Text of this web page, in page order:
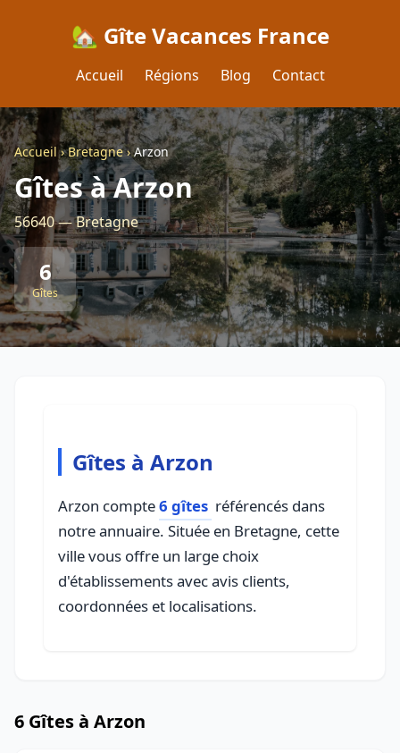
🏡 Gîte Vacances France
Accueil Régions Blog Contact
Accueil›Bretagne›Arzon
Gîtes à Arzon
56640 — Bretagne
6
Gîtes
Gîtes à Arzon
Arzon compte6 gîtes référencés dans
notre annuaire. Située en Bretagne, cette
ville vous offre un large choix
d'établissements avec avis clients,
coordonnées et localisations.
6 Gîtes à Arzon